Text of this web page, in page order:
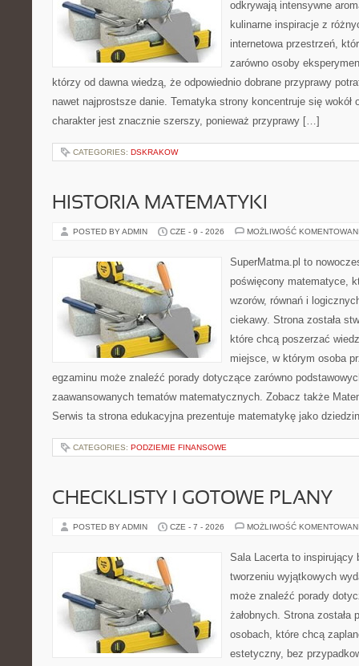
odkrywają intensywne
kulinarne inspiracje z
internetowa przestrzeń,
zarówno osoby
którzy od dawna wiedzą, że odpowiednio dobrane przyprawy
nawet najprostsze danie. Tematyka strony koncentruje się wokół
charakter jest znacznie szerszy, ponieważ przyprawy […]
CATEGORIES: DSKRAKOW
HISTORIA MATEMATYKI
POSTED BY ADMIN CZE - 9 - 2026 MOŻLIWOŚĆ
SuperMatma.pl to
poświęcony matematyce,
wzorów, równań i
ciekawy. Strona została
które chcą poszerzać
miejsce, w którym osoba
egzaminu może znaleźć porady dotyczące zarówno
zaawansowanych tematów matematycznych. Zobacz także
Serwis ta strona edukacyjna prezentuje matematykę jako
CATEGORIES: PODZIEMIE FINANSOWE
CHECKLISTY I GOTOWE PLANY
POSTED BY ADMIN CZE - 7 - 2026 MOŻLIWOŚĆ
Sala Lacerta to inspirujący
tworzeniu wyjątkowych
może znaleźć porady
żałobnych. Strona została
osobach, które chcą
estetyczny, bez